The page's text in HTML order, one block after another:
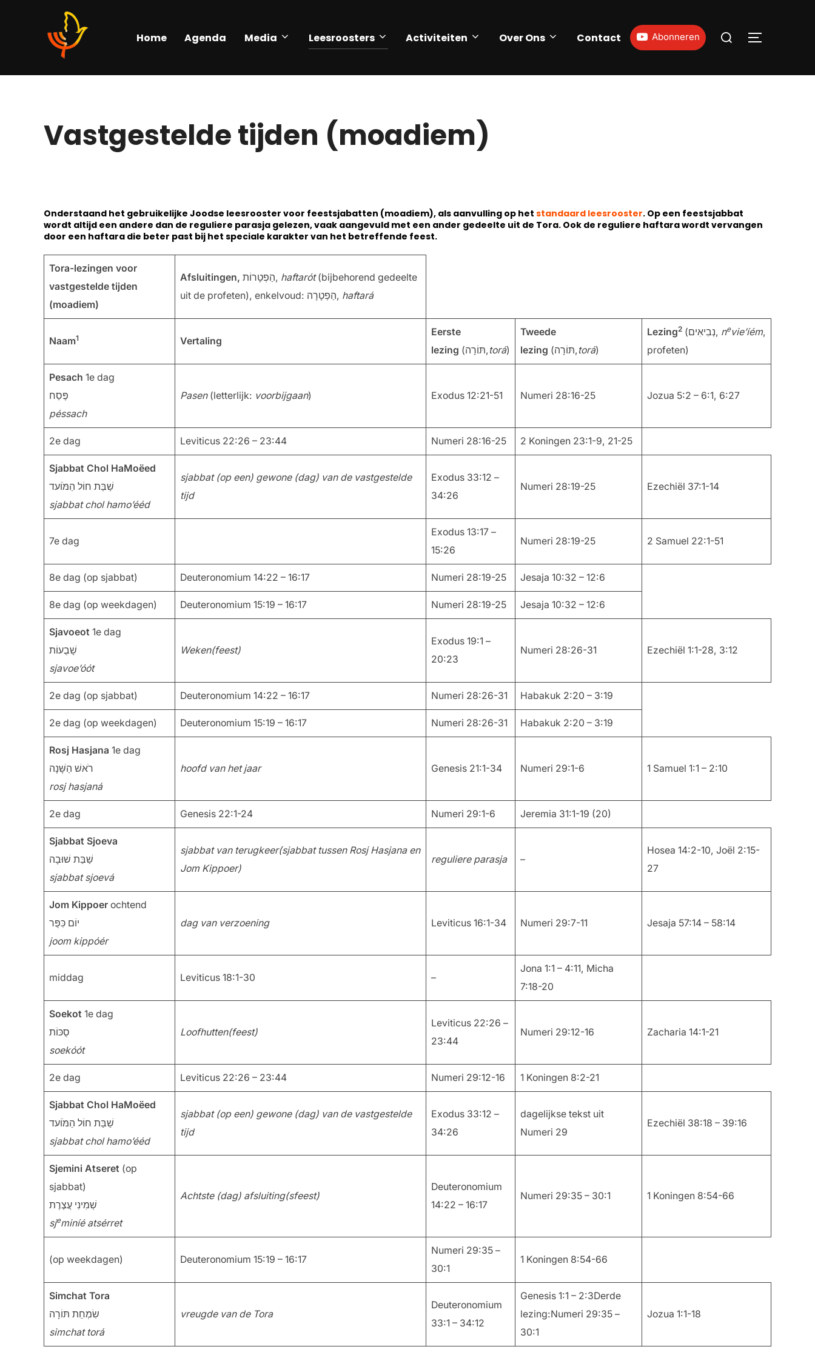
Home Agenda Media Leesroosters Activiteiten Over Ons Contact Abonneren
Vastgestelde tijden (moadiem)
Onderstaand het gebruikelijke Joodse leesrooster voor feestsjabatten (moadiem), als aanvulling op het standaard leesrooster. Op een feestsjabbat
wordt altijd een andere dan de reguliere parasja gelezen, vaak aangevuld met een ander gedeelte uit de Tora. Ook de reguliere haftara wordt vervangen
door een haftara die beter past bij het speciale karakter van het betreffende feest.
Tora-lezingen voor
vastgestelde tijden
(moadiem)
Afsluitingen, הַפְטָרוֹת, haftarót(bijbehorend gedeelte
uit de profeten), enkelvoud: הַפְטָרָה, haftará
Naam1 Vertaling
Eerste
lezing
(תּוֹרָה, torá)
Tweede
lezing
(תּוֹרָה, torá)
Lezing2 (נְבִיאִים, nevie’íém,
profeten)
Pesach 1e dag
פֶּסַח
péssach
Pasen (letterlijk: voorbijgaan) Exodus 12:21-51 Numeri 28:16-25 Jozua 5:2 – 6:1, 6:27
2e dag Leviticus 22:26 – 23:44 Numeri 28:16-25 2 Koningen 23:1-9, 21-25
Sjabbat Chol HaMoëed
שַׁבַּת חוֹל הַמֹּוֹעד
sjabbat chol hamo’ééd
sjabbat (op een) gewone (dag) van de vastgestelde
tijd
Exodus 33:12 –
34:26
Numeri 28:19-25 Ezechiël 37:1-14
7e dag
Exodus 13:17 –
15:26
Numeri 28:19-25 2 Samuel 22:1-51
8e dag (op sjabbat) Deuteronomium 14:22 – 16:17 Numeri 28:19-25 Jesaja 10:32 – 12:6
8e dag (op weekdagen) Deuteronomium 15:19 – 16:17 Numeri 28:19-25 Jesaja 10:32 – 12:6
Sjavoeot 1e dag
שָׁבֻעוֹת
sjavoe’óót
Weken(feest)
Exodus 19:1 –
20:23
Numeri 28:26-31 Ezechiël 1:1-28, 3:12
2e dag (op sjabbat) Deuteronomium 14:22 – 16:17 Numeri 28:26-31 Habakuk 2:20 – 3:19
2e dag (op weekdagen) Deuteronomium 15:19 – 16:17 Numeri 28:26-31 Habakuk 2:20 – 3:19
Rosj Hasjana 1e dag
רֹאשׁ הַשָּׁנָה
rosj hasjaná
hoofd van het jaar Genesis 21:1-34 Numeri 29:1-6 1 Samuel 1:1 – 2:10
2e dag Genesis 22:1-24 Numeri 29:1-6 Jeremia 31:1-19 (20)
Sjabbat Sjoeva
שַׁבַּת שׁוּבָה
sjabbat sjoevá
sjabbat van terugkeer(sjabbat tussen Rosj Hasjana en
Jom Kippoer)
reguliere parasja –
Hosea 14:2-10, Joël 2:15-
27
Jom Kippoerochtend
יוֹם כִּפֻּר
joom kippóér
dag van verzoening Leviticus 16:1-34 Numeri 29:7-11 Jesaja 57:14 – 58:14
middag Leviticus 18:1-30 –
Jona 1:1 – 4:11, Micha
7:18-20
Soekot 1e dag
סֻכּוֹת
soekóót
Loofhutten(feest)
Leviticus 22:26 –
23:44
Numeri 29:12-16 Zacharia 14:1-21
2e dag Leviticus 22:26 – 23:44 Numeri 29:12-16 1 Koningen 8:2-21
Sjabbat Chol HaMoëed
שַׁבַּת חוֹל הַמֹּוֹעד
sjabbat chol hamo’ééd
sjabbat (op een) gewone (dag) van de vastgestelde
tijd
Exodus 33:12 –
34:26
dagelijkse tekst uit
Numeri 29
Ezechiël 38:18 – 39:16
Sjemini Atseret(op
sjabbat)
שְׁמִינִי עֲצֶרֶת
sjeminíé atsérret
Achtste (dag) afsluiting(sfeest)
Deuteronomium
14:22 – 16:17
Numeri 29:35 – 30:1 1 Koningen 8:54-66
(op weekdagen) Deuteronomium 15:19 – 16:17
Numeri 29:35 –
30:1
1 Koningen 8:54-66
Simchat Tora
שִׂמְחַת תּוֹרָה
simchat torá
vreugde van de Tora
Deuteronomium
33:1 – 34:12
Genesis 1:1 – 2:3Derde
lezing:Numeri 29:35 –
30:1
Jozua 1:1-18